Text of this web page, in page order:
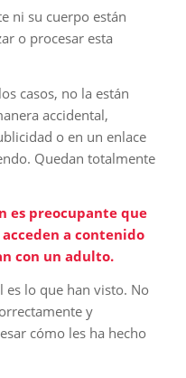
ni su cuerpo están
o procesar esta
casos, no la están
accidental,
o en un enlace
Quedan totalmente
es preocupante que
a contenido
con un adulto.
es lo que han visto. No
y
cómo les ha hecho